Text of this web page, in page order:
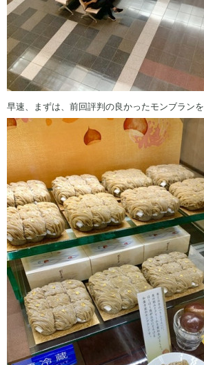
早速、まずは、前回評判の良かったモンブランを